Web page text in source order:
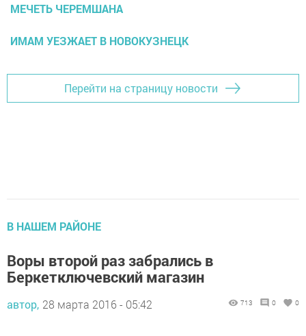
МЕЧЕТЬ ЧЕРЕМШАНА
ИМАМ УЕЗЖАЕТ В НОВОКУЗНЕЦК
Перейти на страницу новости
В НАШЕМ РАЙОНЕ
Воры второй раз забрались в
Беркетключевский магазин
автор, 28 марта 2016 - 05:42 713 0 0